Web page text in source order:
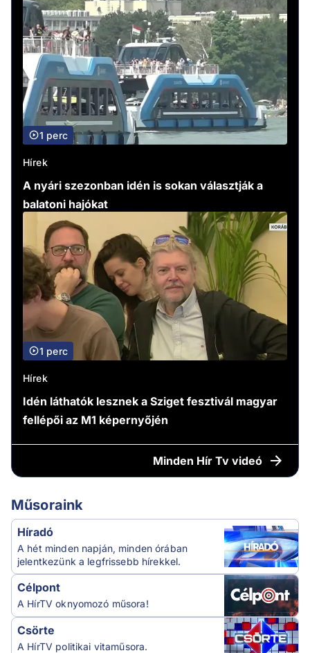
1 perc
Hírek
A nyári szezonban idén is sokan választják a
balatoni hajókat
1 perc
Hírek
Idén láthatók lesznek a Sziget fesztivál magyar
fellépői az M1 képernyőjén
Minden Hír Tv videó
Műsoraink
Híradó
A hét minden napján, minden órában
jelentkezünk a legfrissebb hírekkel.
Célpont
A HírTV oknyomozó műsora!
Csörte
A HírTV politikai vitaműsora.